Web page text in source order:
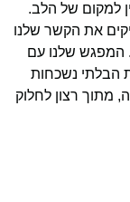
למקום של הלב.
את הקשר שלנו
המפגש שלנו עם
הבלתי נשכחות
מתוך רצון לחלוק